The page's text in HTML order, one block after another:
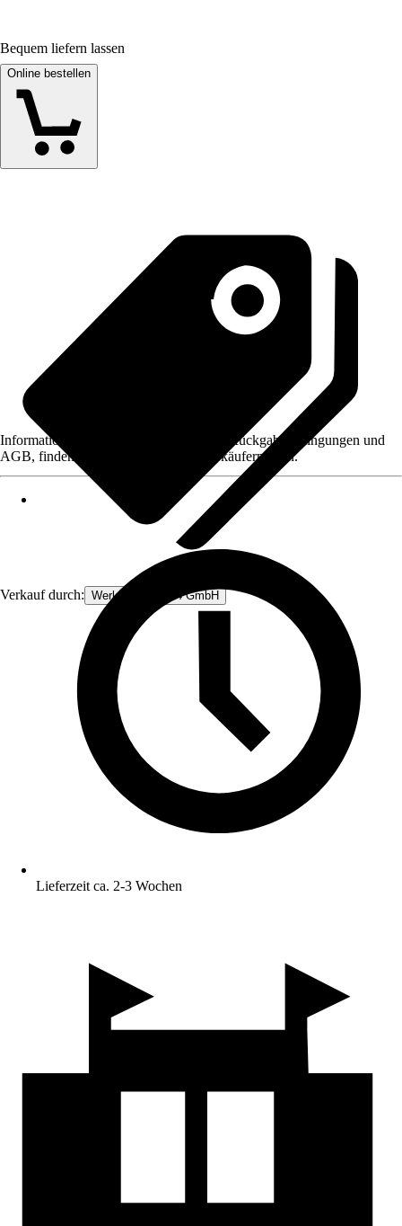
Bequem liefern lassen
Online bestellen
Verkauf durch: Werkzeugstore24 GmbH
Informationen des Verkäufers, wie z. B. Rückgabebedingungen und
AGB, finden Sie bei Klick auf den Verkäufernamen.
Lieferzeit ca. 2-3 Wochen